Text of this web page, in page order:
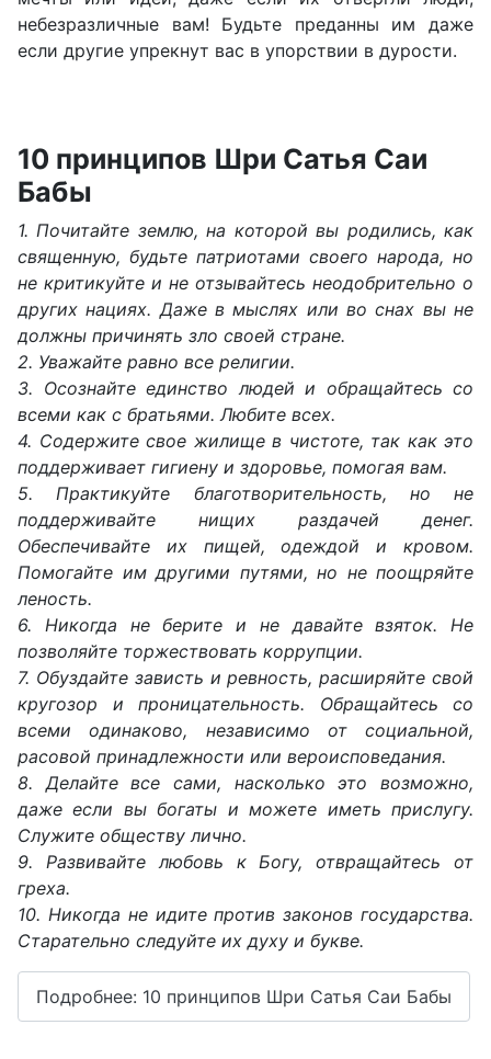
небезразличные вам! Будьте преданны им даже
если другие упрекнут вас в упорствии в дурости.
10 принципов Шри Сатья Саи
Бабы
1. Почитайте землю, на которой вы родились, как
священную, будьте патриотами своего народа, но
не критикуйте и не отзывайтесь неодобрительно о
других нациях. Даже в мыслях или во снах вы не
должны причинять зло своей стране.
2. Уважайте равно все религии.
3. Осознайте единство людей и обращайтесь со
всеми как с братьями. Любите всех.
4. Содержите свое жилище в чистоте, так как это
поддерживает гигиену и здоровье, помогая вам.
5. Практикуйте благотворительность, но не
поддерживайте нищих раздачей денег.
Обеспечивайте их пищей, одеждой и кровом.
Помогайте им другими путями, но не поощряйте
леность.
6. Никогда не берите и не давайте взяток. Не
позволяйте торжествовать коррупции.
7. Обуздайте зависть и ревность, расширяйте свой
кругозор и проницательность. Обращайтесь со
всеми одинаково, независимо от социальной,
расовой принадлежности или вероисповедания.
8. Делайте все сами, насколько это возможно,
даже если вы богаты и можете иметь прислугу.
Служите обществу лично.
9. Развивайте любовь к Богу, отвращайтесь от
греха.
10. Никогда не идите против законов государства.
Старательно следуйте их духу и букве.
Подробнее: 10 принципов Шри Сатья Саи Бабы